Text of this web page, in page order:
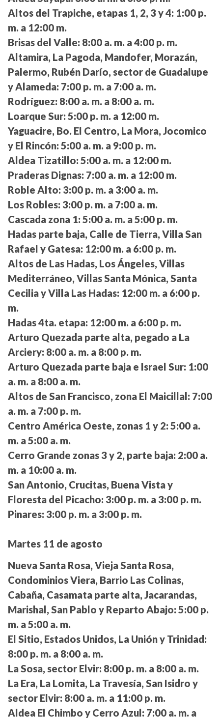
Altos del Trapiche, etapas 1, 2, 3 y 4: 1:00 p.
m. a 12:00 m.
Brisas del Valle: 8:00 a. m. a 4:00 p. m.
Altamira, La Pagoda, Mandofer, Morazán,
Palermo, Rubén Darío, sector de Guadalupe
y Alameda: 7:00 p. m. a 7:00 a. m.
Rodríguez: 8:00 a. m. a 8:00 a. m.
Loarque Sur: 5:00 p. m. a 12:00 m.
Yaguacire, Bo. El Centro, La Mora, Jocomico
y El Rincón: 5:00 a. m. a 9:00 p. m.
Aldea Tizatillo: 5:00 a. m. a 12:00 m.
Praderas Dignas: 7:00 a. m. a 12:00 m.
Roble Alto: 3:00 p. m. a 3:00 a. m.
Los Robles: 3:00 p. m. a 7:00 a. m.
Cascada zona 1: 5:00 a. m. a 5:00 p. m.
Hadas parte baja, Calle de Tierra, Villa San
Rafael y Gatesa: 12:00 m. a 6:00 p. m.
Altos de Las Hadas, Los Ángeles, Villas
Mediterráneo, Villas Santa Mónica, Santa
Cecilia y Villa Las Hadas: 12:00 m. a 6:00 p.
m.
Hadas 4ta. etapa: 12:00 m. a 6:00 p. m.
Arturo Quezada parte alta, pegado a La
Arciery: 8:00 a. m. a 8:00 p. m.
Arturo Quezada parte baja e Israel Sur: 1:00
a. m. a 8:00 a. m.
Altos de San Francisco, zona El Maicillal: 7:00
a. m. a 7:00 p. m.
Centro América Oeste, zonas 1 y 2: 5:00 a.
m. a 5:00 a. m.
Cerro Grande zonas 3 y 2, parte baja: 2:00 a.
m. a 10:00 a. m.
San Antonio, Crucitas, Buena Vista y
Floresta del Picacho: 3:00 p. m. a 3:00 p. m.
Pinares: 3:00 p. m. a 3:00 p. m.
Martes 11 de agosto
Nueva Santa Rosa, Vieja Santa Rosa,
Condominios Viera, Barrio Las Colinas,
Cabaña, Casamata parte alta, Jacarandas,
Marishal, San Pablo y Reparto Abajo: 5:00 p.
m. a 5:00 a. m.
El Sitio, Estados Unidos, La Unión y Trinidad:
8:00 p. m. a 8:00 a. m.
La Sosa, sector Elvir: 8:00 p. m. a 8:00 a. m.
La Era, La Lomita, La Travesía, San Isidro y
sector Elvir: 8:00 a. m. a 11:00 p. m.
Aldea El Chimbo y Cerro Azul: 7:00 a. m. a